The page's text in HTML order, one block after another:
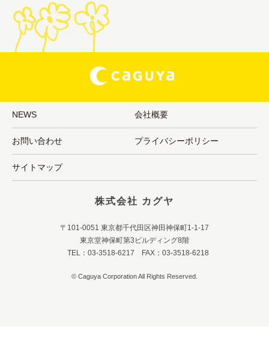
NEWS 会社概要
お問い合わせ プライバシーポリシー
サイトマップ
株式会社 カグヤ
〒101-0051 東京都千代田区神田神保町1-1-17
東京堂神保町第3ビルディング8階
TEL：03-3518-6217 FAX：03-3518-6218
© Caguya Corporation All Rights Reserved.